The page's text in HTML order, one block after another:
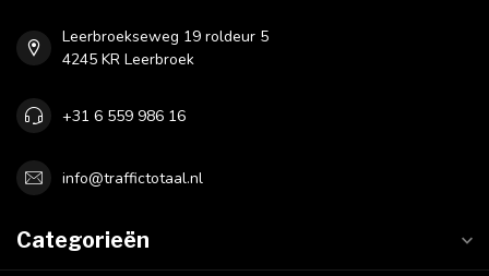
Leerbroekseweg 19 roldeur 5
4245 KR Leerbroek
+31 6 559 986 16
info@traffictotaal.nl
Categorieën